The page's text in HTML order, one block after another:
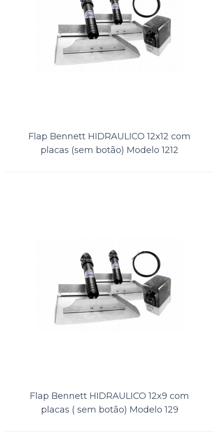
Lista de Desejos
Flap Bennett HIDRAULICO 12x12
com placas (sem botão) Modelo
Não acompanha botão..
Flap Bennett HIDRAULICO 12x12 com
placas (sem botão) Modelo 1212
Flap Bennett HIDRAULICO 12x9 com
placas ( sem botão) Modelo 129